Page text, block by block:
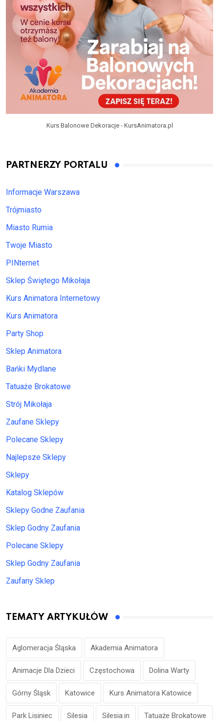
Kurs Balonowe Dekoracje - KursAnimatora.pl
PARTNERZY PORTALU
Informacje Warszawa
Trójmiasto
Miasto Rumia
Twoje Miasto
PINternet
Sklep Świętego Mikołaja
Kurs Animatora Internetowy
Kurs Animatora
Party Shop
Sklep Animatora
Bańki Mydlane
Tatuaże Brokatowe
Strój Mikołaja
Zaufane Sklepy
Polecane Sklepy
Najlepsze Sklepy
Sklepy
Katalog Sklepów
Sklepy Godne Zaufania
Sklep Godny Zaufania
Polecane Sklepy
Sklep Godny Zaufania
Zaufany Sklep
TEMATY ARTYKUŁÓW
Aglomeracja Śląska Akademia Animatora
Animacje Dla Dzieci Częstochowa Dolina Warty
Górny Śląsk Katowice Kurs Animatora Katowice
Park Lisiniec Silesia Silesia.in Tatuaże Brokatowe